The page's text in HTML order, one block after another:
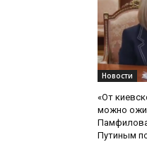
Новости
«От
можно
Путиным